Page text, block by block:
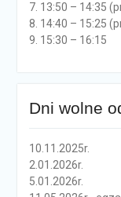
7. 13:50 – 14:35
8. 14:40 – 15:25
9. 15:30 – 16:15
Dni wolne
10.11.2025r.
2.01.2026r.
5.01.2026r.